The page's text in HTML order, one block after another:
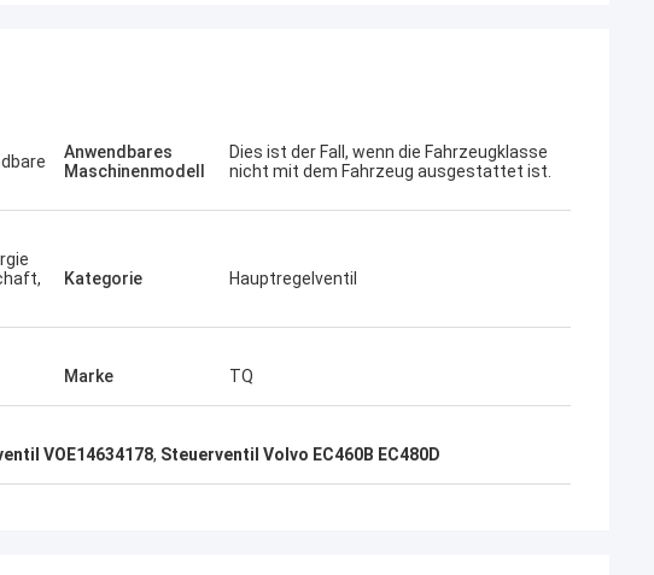
und freundlich. Ausgezeichneter Service
und freundliche Beratung, schnelle
Anwendbares
Maschinenmodell
Dies ist der Fall, wenn die Fahrzeugklasse
nicht mit dem Fahrzeug ausgestattet ist.
Kategorie Hauptregelventil
Marke TQ
VOE14634178, Steuerventil Volvo EC460B EC480D